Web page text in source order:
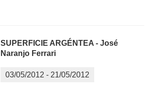
SUPERFICIE ARGÉNTEA - José
Naranjo Ferrari
03/05/2012 - 21/05/2012